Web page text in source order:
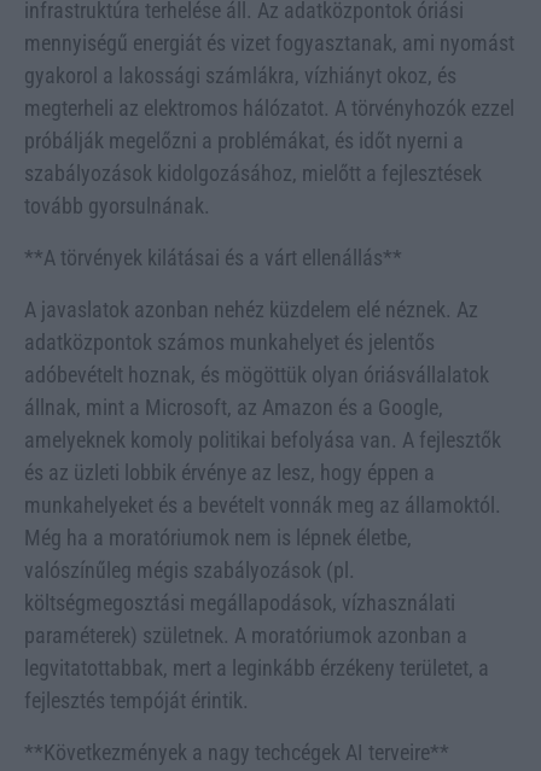
infrastruktúra terhelése áll. Az adatközpontok óriási
mennyiségű energiát és vizet fogyasztanak, ami nyomást
gyakorol a lakossági számlákra, vízhiányt okoz, és
megterheli az elektromos hálózatot. A törvényhozók ezzel
próbálják megelőzni a problémákat, és időt nyerni a
szabályozások kidolgozásához, mielőtt a fejlesztések
tovább gyorsulnának.
**A törvények kilátásai és a várt ellenállás**
A javaslatok azonban nehéz küzdelem elé néznek. Az
adatközpontok számos munkahelyet és jelentős
adóbevételt hoznak, és mögöttük olyan óriásvállalatok
állnak, mint a Microsoft, az Amazon és a Google,
amelyeknek komoly politikai befolyása van. A fejlesztők
és az üzleti lobbik érvénye az lesz, hogy éppen a
munkahelyeket és a bevételt vonnák meg az államoktól.
Még ha a moratóriumok nem is lépnek életbe,
valószínűleg mégis szabályozások (pl.
költségmegosztási megállapodások, vízhasználati
paraméterek) születnek. A moratóriumok azonban a
legvitatottabbak, mert a leginkább érzékeny területet, a
fejlesztés tempóját érintik.
**Következmények a nagy techcégek AI terveire**